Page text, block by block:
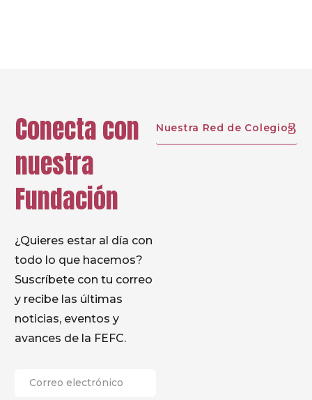
Conecta con
nuestra
Fundación
¿Quieres estar al día con
todo lo que hacemos?
Suscríbete con tu correo
y recibe las últimas
noticias, eventos y
avances de la FEFC.
Nuestra Red de Colegios